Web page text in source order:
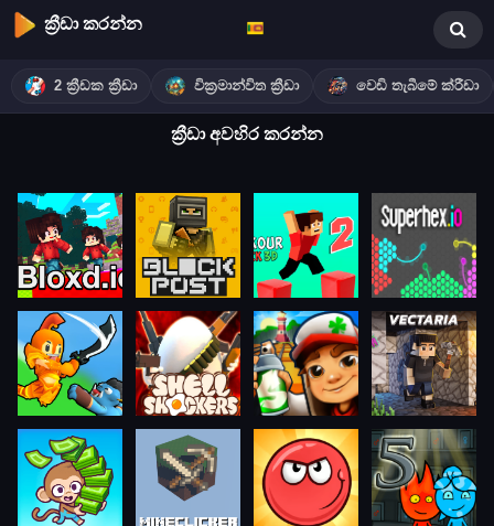
ක්‍රීඩා කරන්න
2 ක්‍රීඩක ක්‍රීඩා වික්‍රමාන්විත ක්‍රීඩා වෙඩි තැබීමේ ක්රීඩා
ක්‍රීඩා අවහිර කරන්න